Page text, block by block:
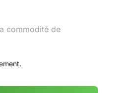
commodité de